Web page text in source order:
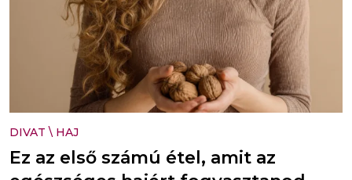
DIVAT \ HAJ
Ez az első számú étel, amit az